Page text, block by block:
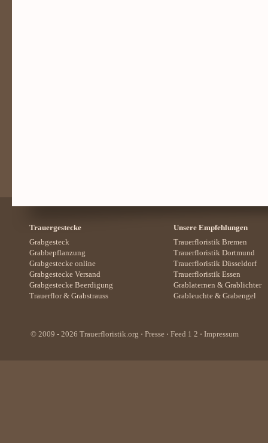
Trauergestecke
Grabgesteck
Grabbepflanzung
Grabgestecke online
Grabgestecke Versand
Grabgestecke Beerdigung
Trauerflor& Grabstrauss
Unsere Empfehlungen
Trauerfloristik Bremen
Trauerfloristik Dortmund
Trauerfloristik Düsseldorf
Trauerfloristik Essen
Grablaternen & Grablichter
Grableuchte & Grabengel
© 2009 - 2026 Trauerfloristik.org ⋅ Presse ⋅ Feed 1 2 ⋅ Impressum